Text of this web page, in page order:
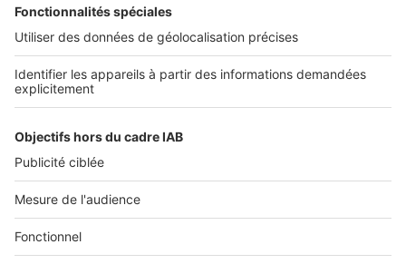
Actualités pro
Nous contacter
Connexion à My SeLoger Pro
Espace Presse